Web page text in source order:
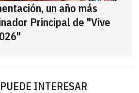
un año más
Principal de "Vive
INTERESAR